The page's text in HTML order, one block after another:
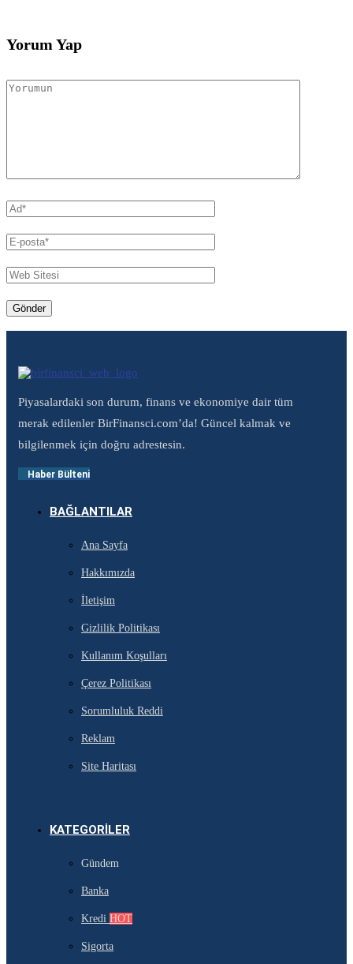
Yorum Yap
Piyasalardaki son durum, finans ve ekonomiye dair tüm
merak edilenler BirFinansci.com’da! Güncel kalmak ve
bilgilenmek için doğru adrestesin.
Haber Bülteni
BAĞLANTILAR
Ana Sayfa
Hakkımızda
İletişim
Gizlilik Politikası
Kullanım Koşulları
Çerez Politikası
Sorumluluk Reddi
Reklam
Site Haritası
KATEGORILER
Gündem
Banka
Kredi HOT
Sigorta